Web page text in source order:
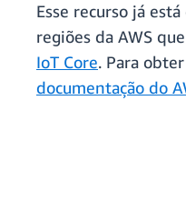
Esse recurso já
regiões da AWS
IoT Core. Para
documentação do